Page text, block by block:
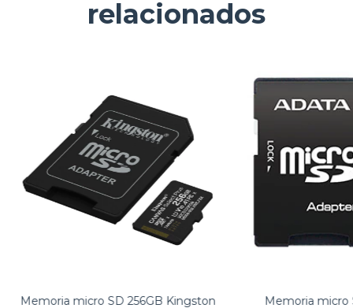
relacionados
Memoria micro SD 256GB Kingston
Memoria micro